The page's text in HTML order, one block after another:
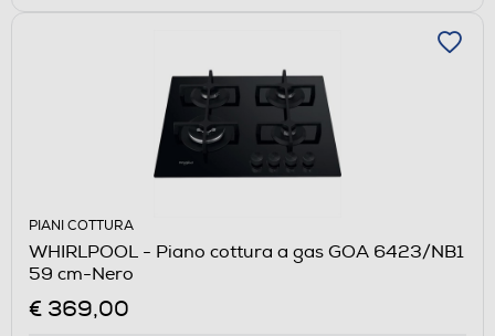
PIANI COTTURA
WHIRLPOOL - Piano cottura a gas GOA 6423/NB1
59 cm-Nero
€ 369,00